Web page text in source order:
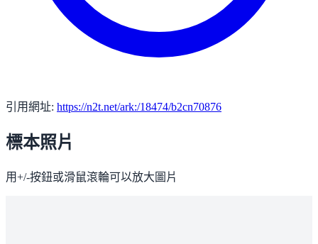
引用網址: https://n2t.net/ark:/18474/b2cn70876
標本照片
用+/-按鈕或滑鼠滾輪可以放大圖片